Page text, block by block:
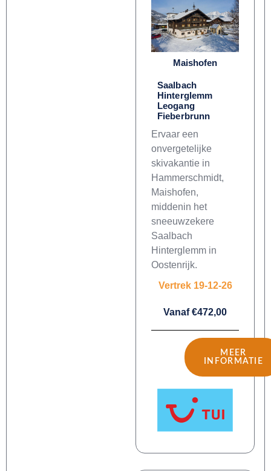
Maishofen
Saalbach
Hinterglemm
Leogang
Fieberbrunn
Ervaar een
onvergetelijke
skivakantie in
Hammerschmidt,
Maishofen,
middenin het
sneeuwzekere
Saalbach
Hinterglemm in
Oostenrijk.
Vertrek 19-12-26
Vanaf €472,00
MEER
INFORMATIE